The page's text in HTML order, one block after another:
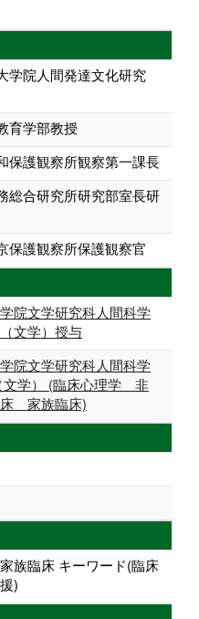
学院人間発達文化研究
育学部教授
保護観察所観察第一課長
総合研究所研究部室長研
保護観察所保護観察官
院文学研究科人間科学
文学）授与
院文学研究科人間科学
文学） (臨床心理学 非
家族臨床)
族臨床 キーワード(臨床
)